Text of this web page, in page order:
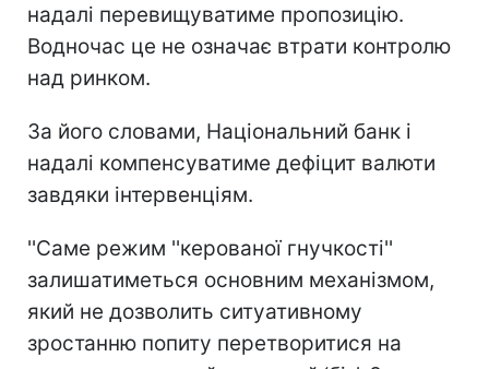
надалі перевищуватиме пропозицію.
Водночас це не означає втрати контролю
над ринком.
За його словами, Національний банк і
надалі компенсуватиме дефіцит валюти
завдяки інтервенціям.
''Саме режим ''керованої гнучкості''
залишатиметься основним механізмом,
який не дозволить ситуативному
зростанню попиту перетворитися на